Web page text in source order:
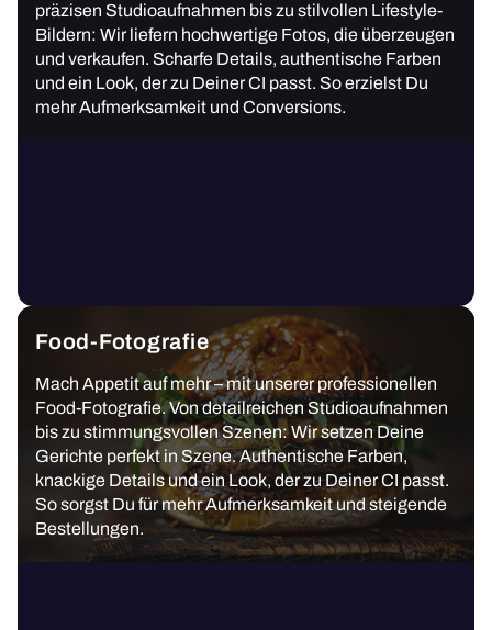
präzisen Studioaufnahmen bis zu stilvollen Lifestyle-
Bildern: Wir liefern hochwertige Fotos, die überzeugen
und verkaufen. Scharfe Details, authentische Farben
und ein Look, der zu Deiner CI passt. So erzielst Du
mehr Aufmerksamkeit und Conversions.
Food-Fotografie
Mach Appetit auf mehr – mit unserer professionellen
Food-Fotografie. Von detailreichen Studioaufnahmen
bis zu stimmungsvollen Szenen: Wir setzen Deine
Gerichte perfekt in Szene. Authentische Farben,
knackige Details und ein Look, der zu Deiner CI passt.
So sorgst Du für mehr Aufmerksamkeit und steigende
Bestellungen.